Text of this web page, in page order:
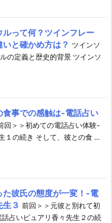
って何？ツインフレー
と確かめ方は？ ツインソ
の定義と歴史的背景 ツインソ
食事での感触は-電話占い
回＞＞初めての電話占い体験-
１の続き そして、彼との食 ...
た彼氏の態度が一変！-電
生３ 前回＞＞元彼と別れて初
占いピュアリ香々先生２の続